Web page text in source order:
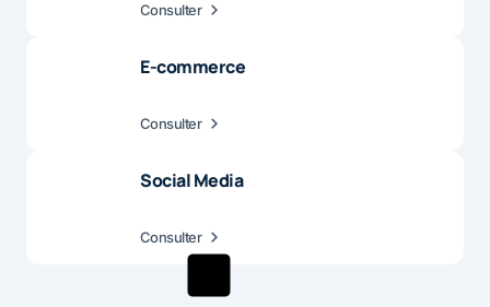
Consulter
E-commerce
Consulter
Social Media
Consulter